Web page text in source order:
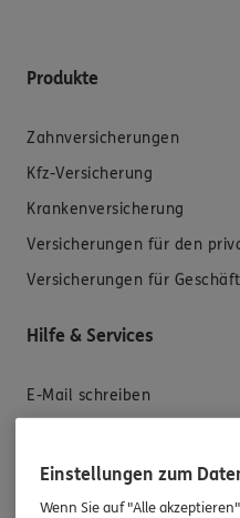
Produkte
Zahnversicherungen
Kfz-Versicherung
Krankenversicherung
Versicherungen für den
Versicherungen für
Hilfe & Services
E-Mail schreiben
Erstkontaktinformationen
EU-
Einstellungen zum
Wenn Sie auf "Alle